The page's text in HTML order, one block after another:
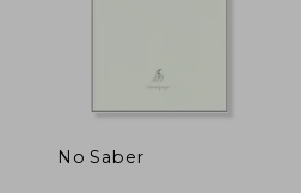
No Saber